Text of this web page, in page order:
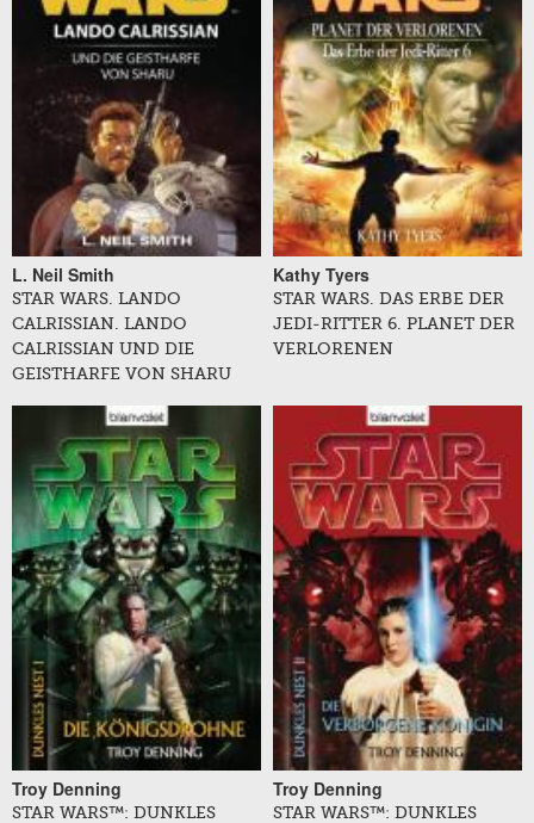
L. Neil Smith
STAR WARS. LANDO
CALRISSIAN. LANDO
CALRISSIAN UND DIE
GEISTHARFE VON SHARU
Kathy Tyers
STAR WARS. DAS ERBE DER
JEDI-RITTER 6. PLANET DER
VERLORENEN
Troy Denning
STAR WARS™: DUNKLES
Troy Denning
STAR WARS™: DUNKLES